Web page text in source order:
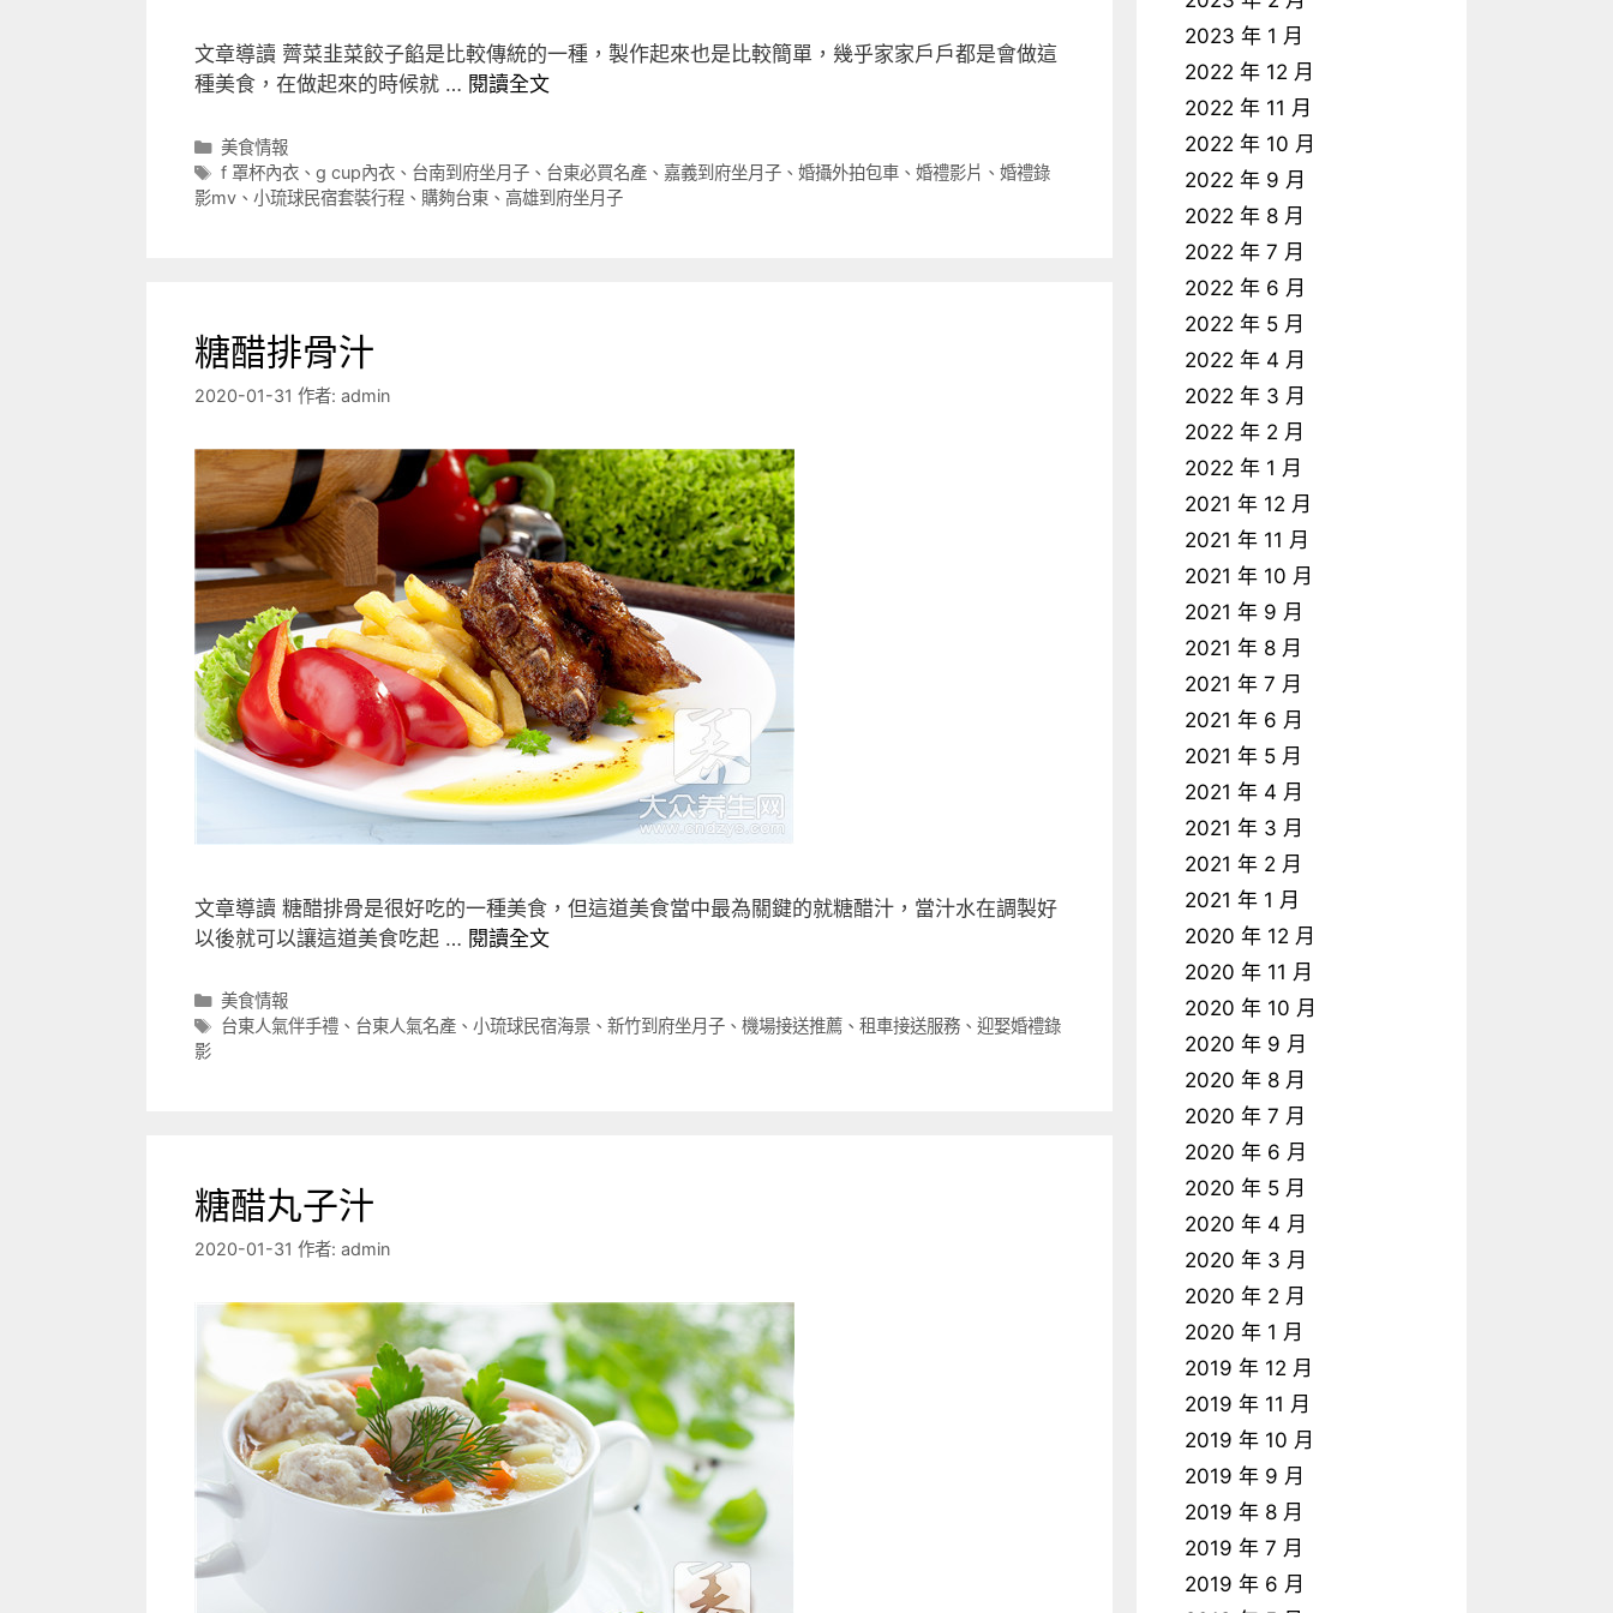
文章導讀 薺菜韭菜餃子餡是比較傳統的一種，製作起來也是比較簡單，幾乎家家戶戶都是會做這
種美食，在做起來的時候就 … 閱讀全文
分
類
美食情報
標
籤
f 罩杯內衣、 g cup內衣、 台南到府坐月子、 台東必買名產、 嘉義到府坐月子、 婚攝外拍包車、 婚禮影片 、 婚禮錄
影mv 、 小琉球民宿套裝行程 、 購夠台東 、 高雄到府坐月子
糖醋排骨汁
2020-01-31 作者: admin
文章導讀 糖醋排骨是很好吃的一種美食，但這道美食當中最為關鍵的就糖醋汁，當汁水在調製好
以後就可以讓這道美食吃起 … 閱讀全文
分
類
美食情報
標
台東人氣伴手禮、 台東人氣名產、 小琉球民宿海景、 新竹到府坐月子、 機場接送推薦、 租車接送服務、 迎娶婚禮錄
影
糖醋丸子汁
2020-01-31 作者: admin
2023 年 1 月
2022 年 12 月
2022 年 11 月
2022 年 10 月
2022 年 9 月
2022 年 8 月
2022 年 7 月
2022 年 6 月
2022 年 5 月
2022 年 4 月
2022 年 3 月
2022 年 2 月
2022 年 1 月
2021 年 12 月
2021 年 11 月
2021 年 10 月
2021 年 9 月
2021 年 8 月
2021 年 7 月
2021 年 6 月
2021 年 5 月
2021 年 4 月
2021 年 3 月
2021 年 2 月
2021 年 1 月
2020 年 12 月
2020 年 11 月
2020 年 10 月
2020 年 9 月
2020 年 8 月
2020 年 7 月
2020 年 6 月
2020 年 5 月
2020 年 4 月
2020 年 3 月
2020 年 2 月
2020 年 1 月
2019 年 12 月
2019 年 11 月
2019 年 10 月
2019 年 9 月
2019 年 8 月
2019 年 7 月
2019 年 6 月